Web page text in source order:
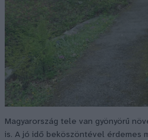
Magyarország tele van gyönyörű
is. A jó idő beköszöntével érdemes